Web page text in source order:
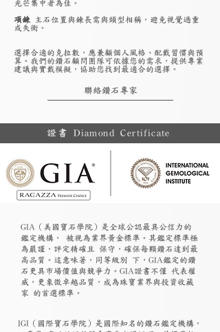
光芒集中者為佳。
項鍊 主石位置與鍊長需與頸型相稱，避免視覺過重
或失衡。
選擇合適的克拉數，應兼顧個人風格、配戴習慣與預
算。我們的鑽石顧問團隊可依據您的需求，提供專業
建議與實戴模擬，協助您找到最適合的選擇。
聯絡鑽石專家
證書 Diamond Certificate
GIA（美國寶石學院）是全球公認最具公信力的
鑑定機構， 被視為業界黃金標準。其鑑定標準極
為嚴謹，評定精確且 保守，確保每顆鑽石達到最
高品質。這意味著，同等級別 下，GIA鑑定的鑽
石更具市場價值與競爭力。GIA證書不僅 代表權
威，更象徵卓越品質，成為珠寶業界與投資收藏
家 的首選標準。
​IGI（國際寶石學院）是國際知名的鑽石鑑定機構，